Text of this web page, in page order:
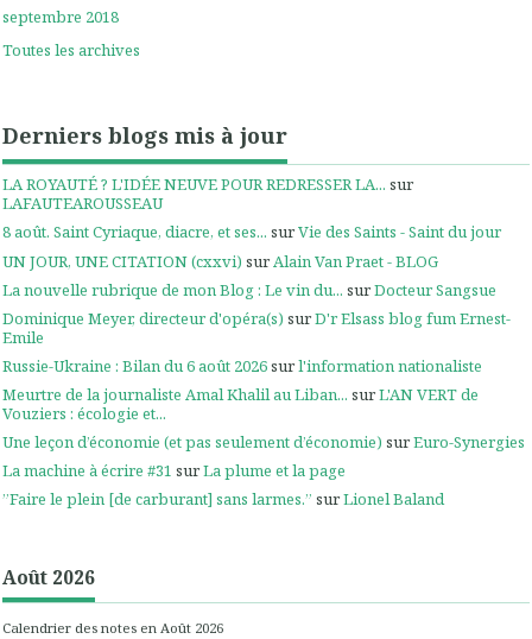
septembre 2018
Toutes les archives
Derniers blogs mis à jour
LA ROYAUTÉ ? L'IDÉE NEUVE POUR REDRESSER LA... sur
LAFAUTEAROUSSEAU
8 août. Saint Cyriaque, diacre, et ses... surVie des Saints - Saint du jour
UN JOUR, UNE CITATION (cxxvi) sur Alain Van Praet - BLOG
La nouvelle rubrique de mon Blog : Le vin du... surDocteur Sangsue
Dominique Meyer, directeur d'opéra(s) surD'r Elsass blog fum Ernest-
Emile
Russie-Ukraine : Bilan du 6 août 2026surl'information nationaliste
Meurtre de la journaliste Amal Khalil au Liban... surL'AN VERT de
Vouziers : écologie et...
Une leçon d’économie (et pas seulement d’économie) surEuro-Synergies
La machine à écrire #31 surLa plume et la page
”Faire le plein [de carburant] sans larmes.” surLionel Baland
Août 2026
Calendrier des notes en Août 2026